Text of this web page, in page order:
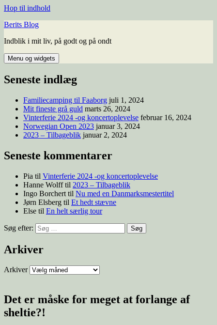
Hop til indhold
Berits Blog
Indblik i mit liv, på godt og på ondt
Menu og widgets
Seneste indlæg
Familiecamping til Faaborg juli 1, 2024
Mit fineste grå guld marts 26, 2024
Vinterferie 2024 -og koncertoplevelse februar 16, 2024
Norwegian Open 2023 januar 3, 2024
2023 – Tilbageblik januar 2, 2024
Seneste kommentarer
Pia til Vinterferie 2024 -og koncertoplevelse
Hanne Wolfftil 2023 – Tilbageblik
Ingo Borchert til Nu med en Danmarksmestertitel
Jørn Elsberg til Et hedt stævne
Else til En helt særlig tour
Søg efter:
Arkiver
Arkiver
Det er måske for meget at forlange af
sheltie?!